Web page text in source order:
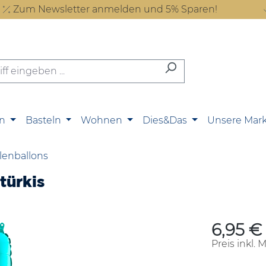
Zum Newsletter anmelden und 5% Sparen!
Basteln Wohnen Dies&Das Unsere
Regulärer
6,95 €
Preis inkl.